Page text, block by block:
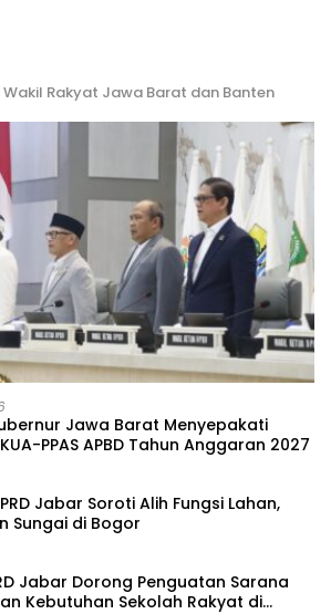
Rakyat Jawa Barat dan Banten
Jawa Barat Menyepakati
PPAS APBD Tahun Anggaran 2027
Jabar Soroti Alih Fungsi Lahan,
Sungai di Bogor
Jabar Dorong Penguatan Sarana
Kebutuhan Sekolah Rakyat di